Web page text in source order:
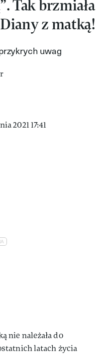
Tak brzmiała
z matką!
uwag
2021 17:41
nie należała do
latach życia